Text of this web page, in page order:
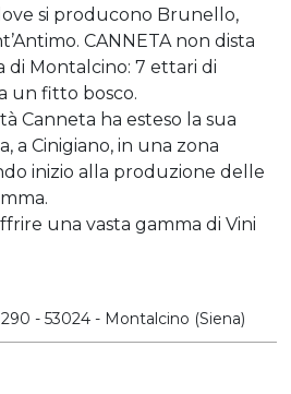
si producono Brunello,
CANNETA non dista
di Montalcino: 7 ettari di
un fitto bosco.
Canneta ha esteso la sua
a Cinigiano, in una zona
inizio alla produzione delle
una vasta gamma di Vini
- 53024 - Montalcino (Siena)